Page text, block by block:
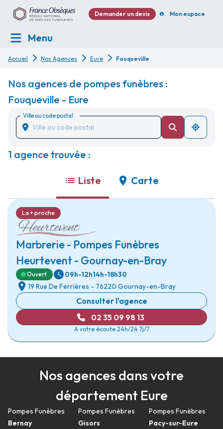
Demander un devis Mon espace
Menu
Accueil Nos Agences Eure Fouqueville
Nos agences de pompes funèbres :
Fouqueville - Eure
Ville ou code postal
1 agence trouvée :
Liste Carte
Marbrerie - Pompes Funèbres
Heurtevent - Gournay-en-Bray
La + proche
Ouvert 09h-12h14h-18h30
19 Rue De Ferrières - 76220 Gournay-en-Bray
Consulter l'agence
02 35 09 98 13
A votre écoute 24h/24 7j/7
Nos agences dans votre
département Eure
Pompes Funèbres
Bernay
Pompes Funèbres
Gisors
Pompes Funèbres
Pacy-sur-Eure